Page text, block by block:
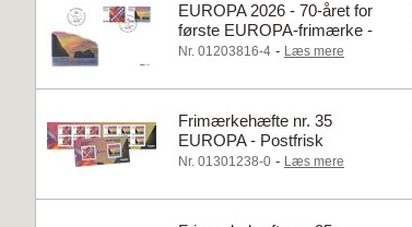
EUROPA 2026 - 70-året for
første EUROPA-frimærke -
FDC/Sæt
Nr. 01203816-4 - Læs mere
Frimærkehæfte nr. 35
EUROPA - Postfrisk
Nr. 01301238-0 - Læs mere